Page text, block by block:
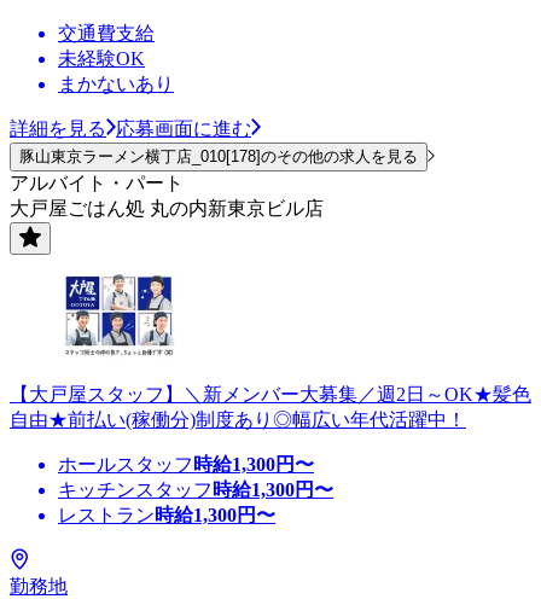
交通費支給
未経験OK
まかないあり
詳細を見る 応募画面に進む
豚山東京ラーメン横丁店_010[178]のその他の求人を見る
アルバイト・パート
大戸屋ごはん処 丸の内新東京ビル店
【大戸屋スタッフ】＼新メンバー大募集／週2日～OK★髪色
自由★前払い(稼働分)制度あり◎幅広い年代活躍中！
ホールスタッフ 時給1,300円〜
キッチンスタッフ 時給1,300円〜
レストラン時給1,300円〜
勤務地